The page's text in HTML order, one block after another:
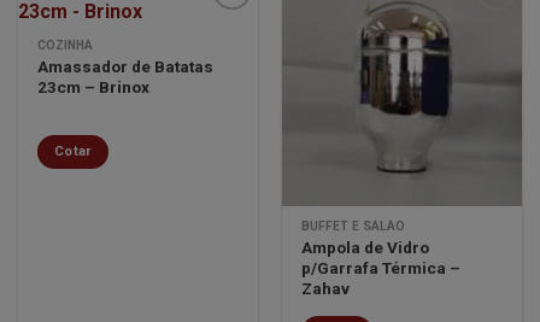
Minha
COZINHA
Amassador de Batatas
23cm – Brinox
Cotar
desejos
BUFFET E SALÃO
Ampola de Vidro
p/Garrafa Térmica –
Zahav